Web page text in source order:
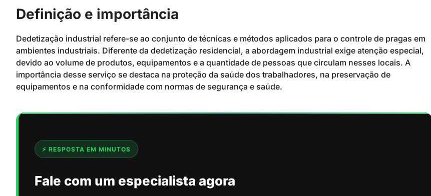
Definição e importância
Dedetização industrial refere-se ao conjunto de técnicas e métodos aplicados para o controle de pragas em
ambientes industriais. Diferente da dedetização residencial, a abordagem industrial exige atenção especial,
devido ao volume de produtos, equipamentos e a quantidade de pessoas que circulam nesses locais. A
importância desse serviço se destaca na proteção da saúde dos trabalhadores, na preservação de
equipamentos e na conformidade com normas de segurança e saúde.
⚡ RESPOSTA EM MINUTOS
Fale com um especialista agora